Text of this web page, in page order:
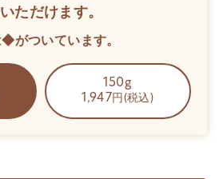
ただけます。
がついています。
150g
1,947円(税込)